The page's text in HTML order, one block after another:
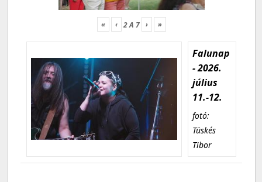
« ‹ 2A 7 › »
Falunap
- 2026.
július
11.-12.
fotó:
Tüskés
Tibor